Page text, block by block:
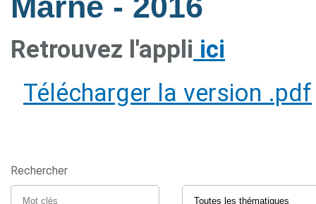
Retrouvez l'appli ici
Télécharger la version .pdf
Rechercher